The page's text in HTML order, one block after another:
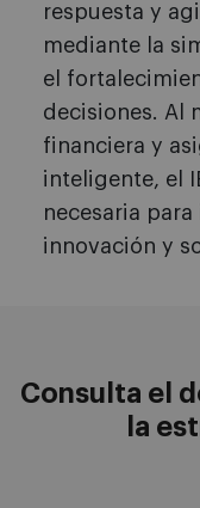
respuesta y
mediante la
el
decisiones. Al
financiera y
inteligente, el
necesaria
innovación y
Consulta el
la